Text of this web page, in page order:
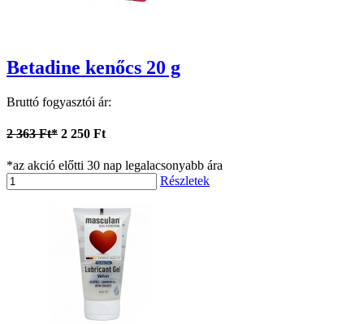
Betadine kenőcs 20 g
Bruttó fogyasztói ár:
2 363 Ft* 2 250 Ft
*az akció előtti 30 nap legalacsonyabb ára
Részletek